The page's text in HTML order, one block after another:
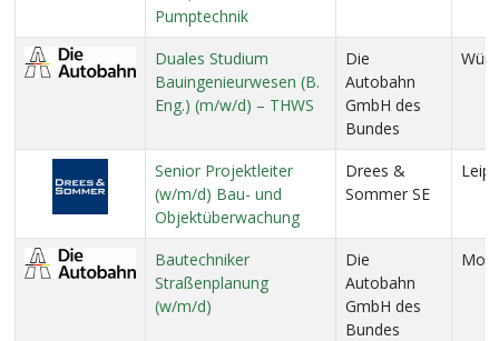
Pumptechnik
Duales Studium
Bauingenieurwesen (B.
Eng.) (m/w/d) – THWS
Die
Autobahn
GmbH des
Bundes
Senior Projektleiter
(w/m/d) Bau- und
Objektüberwachung
Drees &
Sommer SE
Bautechniker
Straßenplanung
(w/m/d)
Die
Autobahn
GmbH des
Bundes